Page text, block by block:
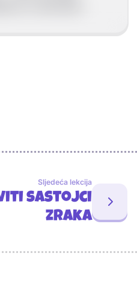
Sljedeća lekcija
sastojci
zraka